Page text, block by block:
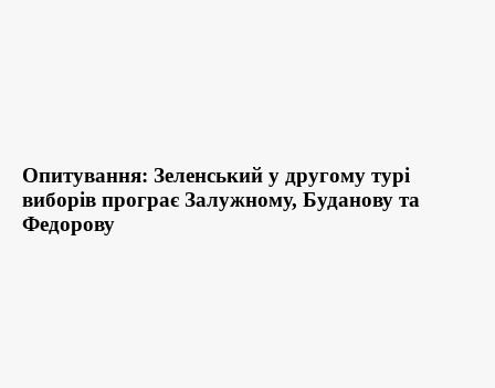
Опитування: Зеленський у другому турі
виборів програє Залужному, Буданову та
Федорову